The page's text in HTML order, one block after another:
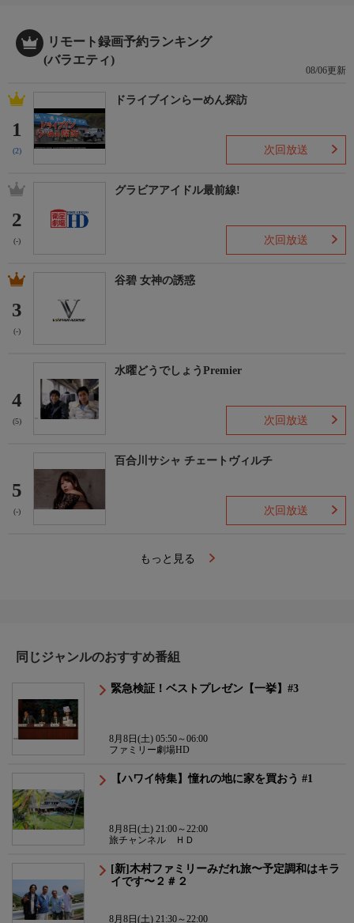
リモート録画予約ランキング
(バラエティ)
08/06更新
1
(2)
ドライブインらーめん探訪
次回放送
2
(-)
グラビアアイドル最前線!
次回放送
3
(-)
谷碧 女神の誘惑
4
(5)
水曜どうでしょうPremier
次回放送
5
(-)
百合川サシャ チェートヴィルチ
次回放送
もっと見る
同じジャンルのおすすめ番組
緊急検証！ベストプレゼン【一挙】#3
8月8日(土) 05:50～06:00
ファミリー劇場HD
【ハワイ特集】憧れの地に家を買おう #1
8月8日(土) 21:00～22:00
旅チャンネル ＨＤ
[新]木村ファミリーみだれ旅〜予定調和はキラ
イです〜２＃２
8月8日(土) 21:30～22:00